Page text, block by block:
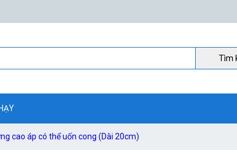
Tìm
cao áp có thể uốn cong (Dài 20cm)